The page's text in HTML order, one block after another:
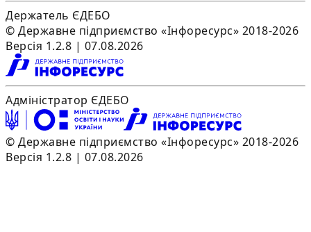
Держатель ЄДЕБО
© Державне підприємство «Інфоресурс» 2018-2026
Версія 1.2.8 | 07.08.2026
Адміністратор ЄДЕБО
© Державне підприємство «Інфоресурс» 2018-2026
Версія 1.2.8 | 07.08.2026